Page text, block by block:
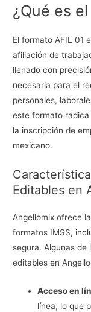
¿Qué es
El formato AFIL 01
afiliación de
llenado con
necesaria para el
personales,
este formato
la inscripción de
mexicano.
Editables en
Angellomix ofrece
formatos IMSS,
segura. Algunas
editables en
Acceso en
línea, lo que